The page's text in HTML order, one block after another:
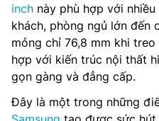
inch này phù hợp với
khách, phòng ngủ lớn đến
mỏng chỉ 76,8 mm khi
hợp với kiến trúc nội thất
gọn gàng và đẳng cấp.
Đây là một trong những